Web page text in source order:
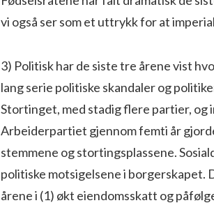
vi også ser som et uttrykk for at
3) Politisk har de siste tre årene vist
lang serie politiske skandaler og
Stortinget, med stadig flere partier, og
Arbeiderpartiet gjennom femti år
stemmene og stortingsplassene.
politiske motsigelsene i
årene i (1) økt eiendomsskatt og